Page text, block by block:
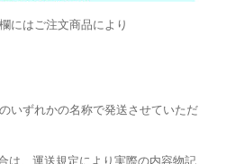
にはご注文商品により
いずれかの名称で発送させていただ
は、運送規定により実際の内容物記